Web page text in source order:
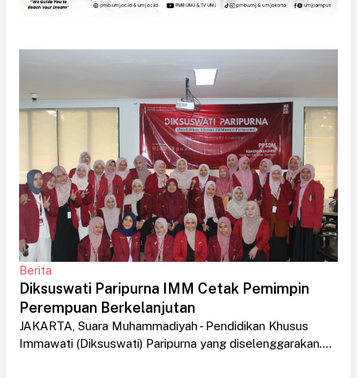
Berita
Diksuswati Paripurna IMM Cetak Pemimpin
Perempuan Berkelanjutan
JAKARTA, Suara Muhammadiyah - Pendidikan Khusus
Immawati (Diksuswati) Paripurna yang diselenggarakan....